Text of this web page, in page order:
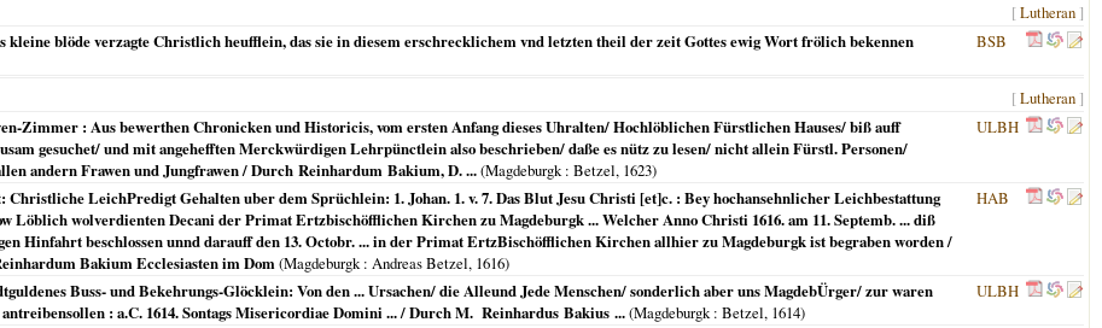
[Lutheran ]
kleine blöde verzagte Christlich heufflein, das sie in diesem erschrecklichem vnd letzten theil der zeit Gottes ewig Wort frölich bekennen
BSB
[Lutheran ]
Zimmer : Aus bewerthen Chronicken und Historicis, vom ersten Anfang dieses Uhralten/ Hochlöblichen Fürstlichen Hauses/ biß auff
gesuchet/ und mit angehefften Merckwürdigen Lehrpünctlein also beschrieben/ daße es nütz zu lesen/ nicht allein Fürstl. Personen/
andern Frawen und Jungfrawen / Durch Reinhardum Bakium, D. ...(Magdeburgk: Betzel, 1623)
ULBH
LeichPredigt Gehalten uber dem Sprüchlein: 1. Johan. 1. v. 7. Das Blut Jesu Christi [et]c. : Bey hochansehnlicher Leichbestattung
Löblich wolverdienten Decani der Primat Ertzbischöfflichen Kirchen zu Magdeburgk ... Welcher Anno Christi 1616. am 11. Septemb. ... diß
Hinfahrt beschlossen unnd darauff den 13. Octobr. ... in der Primat ErtzBischöfflichen Kirchen allhier zu Magdeburgk ist begraben worden /
Bakium Ecclesiasten im Dom(Magdeburgk: Andreas Betzel, 1616)
HAB
Buss- und Bekehrungs-Glöcklein: Von den ... Ursachen/ die Alleund Jede Menschen/ sonderlich aber uns MagdebÜrger/ zur waren
: a.C. 1614. Sontags Misericordiae Domini ... / Durch M. Reinhardus Bakius ...(Magdeburgk: Betzel, 1614)
ULBH